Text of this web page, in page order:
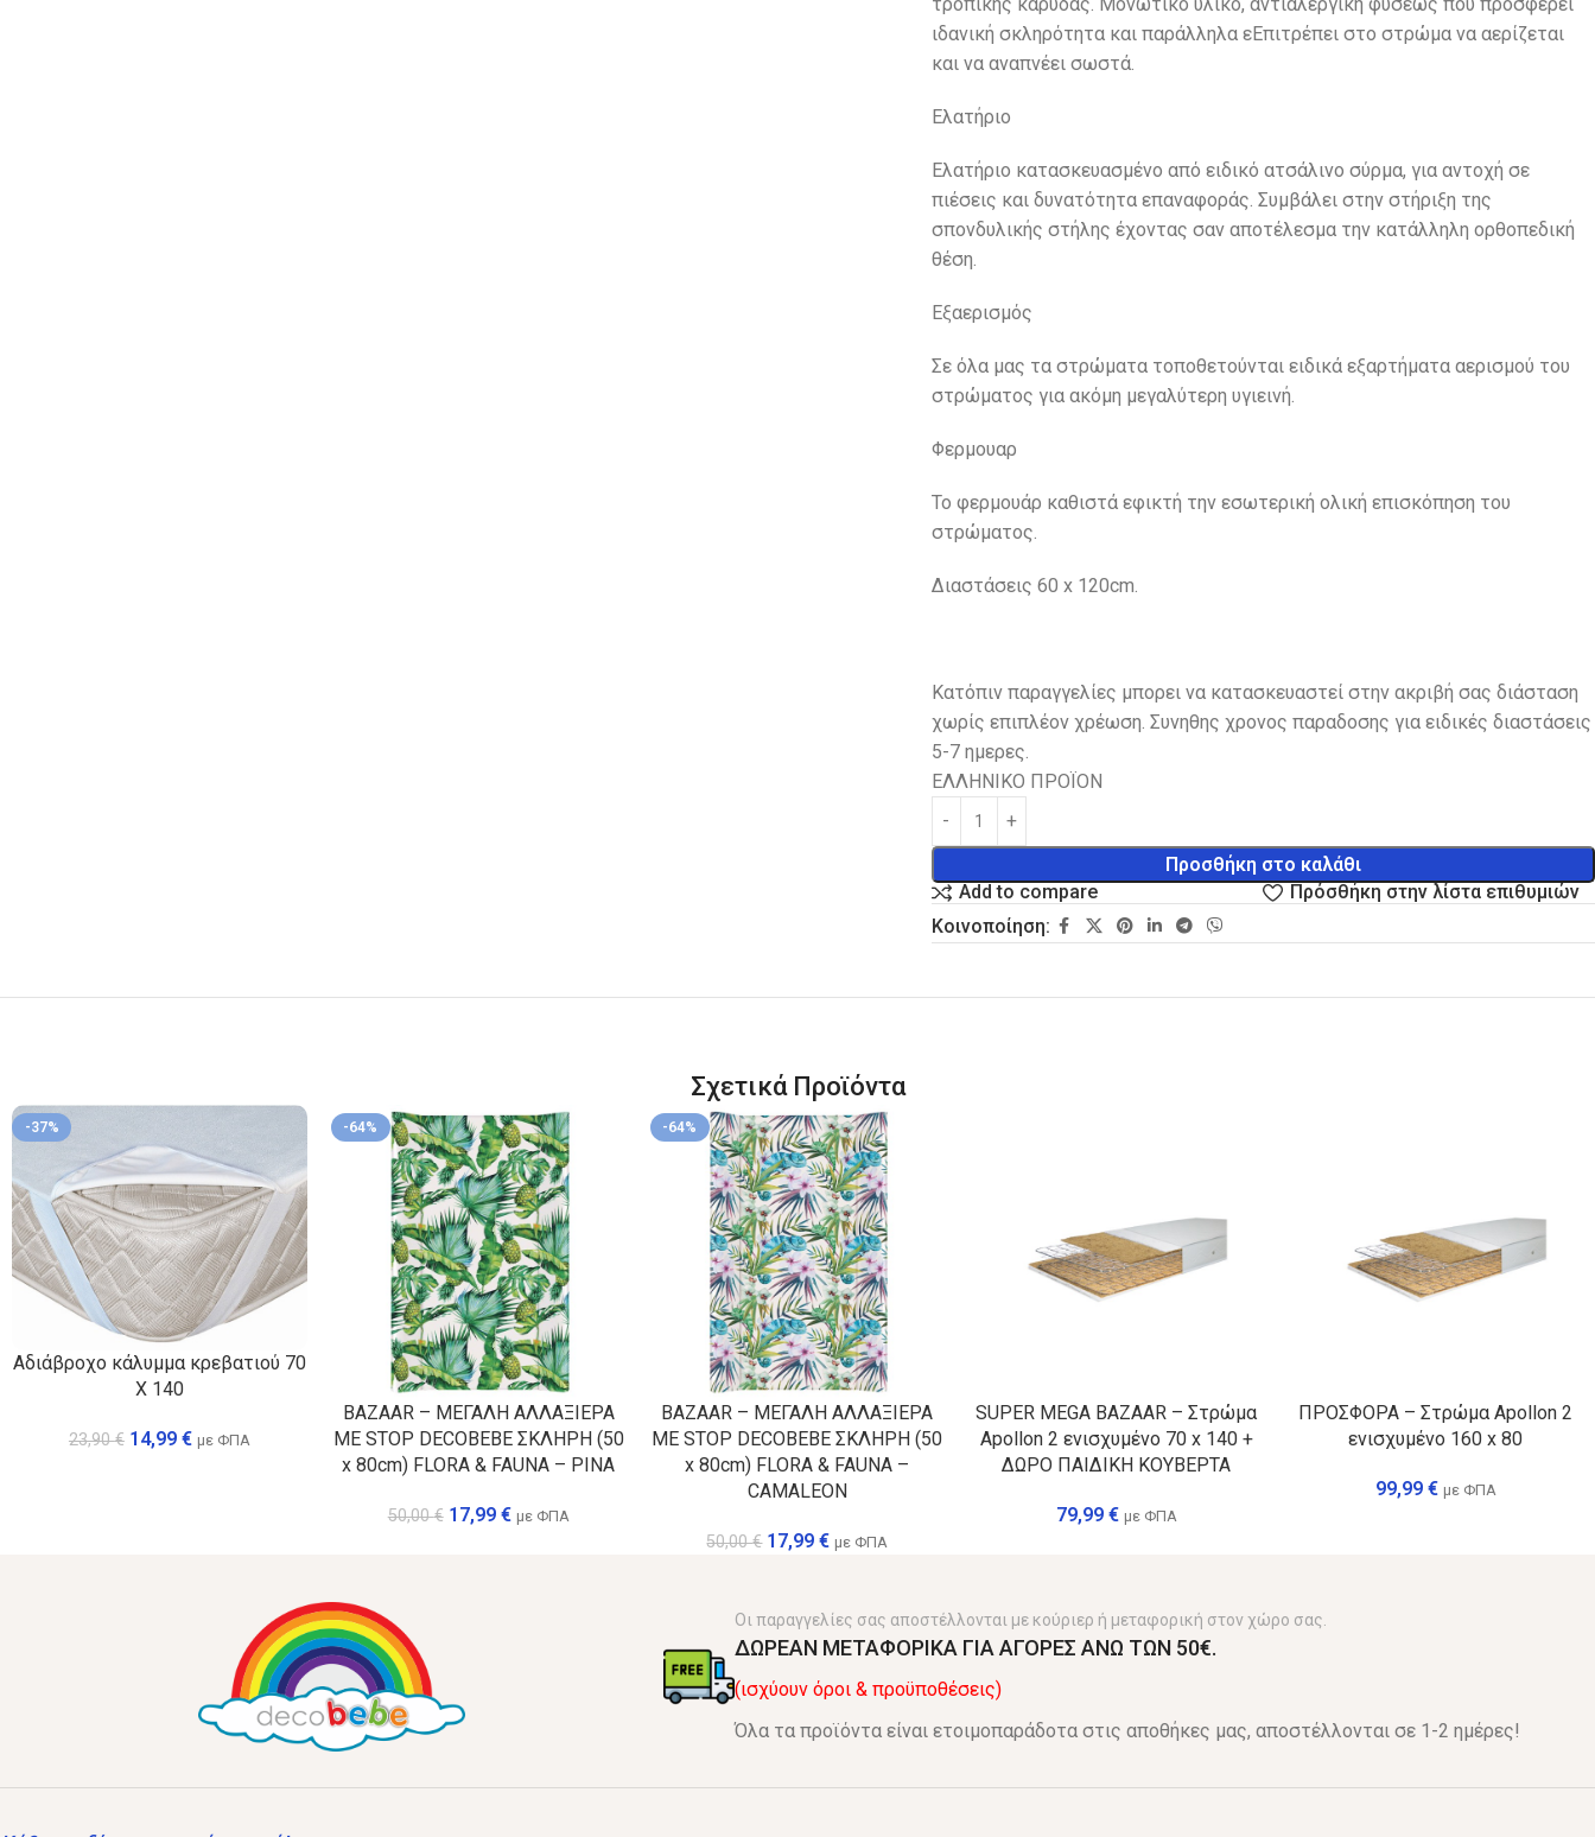
ιδανική σκληρότητα και παράλληλα εEπιτρέπει στο στρώμα να αερίζεται
και να αναπνέει σωστά.
Ελατήριο
Ελατήριο κατασκευασμένο από ειδικό ατσάλινο σύρμα, για αντοχή σε
πιέσεις και δυνατότητα επαναφοράς. Συμβάλει στην στήριξη της
σπονδυλικής στήλης έχοντας σαν αποτέλεσμα την κατάλληλη ορθοπεδική
θέση.
Εξαερισμός
Σε όλα μας τα στρώματα τοποθετούνται ειδικά εξαρτήματα αερισμού του
στρώματος για ακόμη μεγαλύτερη υγιεινή.
Φερμουαρ
Το φερμουάρ καθιστά εφικτή την εσωτερική ολική επισκόπηση του
στρώματος.
Διαστάσεις 60 x 120cm.
Κατόπιν παραγγελίες μπορει να κατασκευαστεί στην ακριβή σας διάσταση
χωρίς επιπλέον χρέωση. Συνηθης χρονος παραδοσης για ειδικές διαστάσεις
5-7 ημερες.
ΕΛΛΗΝΙΚΟ ΠΡΟΪΟΝ
Προσθήκη στο καλάθι
Add to compare
Πρόσθήκη στην λίστα επιθυμιών
Κοινοποίηση:
Σχετικά Προϊόντα
-37%
Αδιάβροχο κάλυμμα κρεβατιού 70
X 140
23,90€ 14,99 € με ΦΠΑ
-64%
BAZAAR – ΜΕΓΑΛΗ ΑΛΛΑΞΙΕΡΑ
ΜΕ STOP DECOBEBE ΣΚΛΗΡΗ (50
x 80cm) FLORA & FAUNA – PINA
50,00€ 17,99 € με ΦΠΑ
-64%
BAZAAR – ΜΕΓΑΛΗ ΑΛΛΑΞΙΕΡΑ
ΜΕ STOP DECOBEBE ΣΚΛΗΡΗ (50
x 80cm) FLORA & FAUNA –
CAMALEON
50,00€ 17,99€ με ΦΠΑ
SUPER MEGA BAZAAR – Στρώμα
Apollon 2 ενισχυμένο 70 x 140 +
ΔΩΡΟ ΠΑΙΔΙΚΗ ΚΟΥΒΕΡΤΑ
79,99 € με ΦΠΑ
ΠΡΟΣΦΟΡΑ – Στρώμα Apollon 2
ενισχυμένο 160 x 80
99,99 € με ΦΠΑ
Οι παραγγελίες σας αποστέλλονται με κούριερ ή μεταφορική στον χώρο σας.
ΔΩΡΕΑΝ ΜΕΤΑΦΟΡΙΚΑ ΓΙΑ ΑΓΟΡΕΣ ΑΝΩ ΤΩΝ 50€.
(ισχύουν όροι & προϋποθέσεις)
Όλα τα προϊόντα είναι ετοιμοπαράδοτα στις αποθήκες μας, αποστέλλονται σε 1-2 ημέρες!